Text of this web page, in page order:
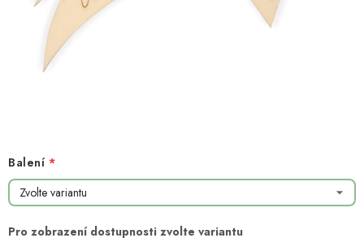
TIPY NA TVOŘENÍ
Dopravné
Balení